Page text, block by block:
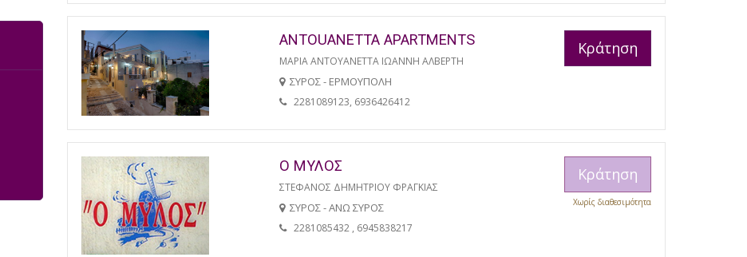
ANTOUANETTA APARTMENTS
ΜΑΡΙΑ ΑΝΤΟΥΑΝΕΤΤΑ ΙΩΑΝΝΗ ΑΛΒΕΡΤΗ
ΣΥΡΟΣ - ΕΡΜΟΥΠΟΛΗ
2281089123, 6936426412
Κράτηση
Ο ΜΥΛΟΣ
ΣΤΕΦΑΝΟΣ ΔΗΜΗΤΡΙΟΥ ΦΡΑΓΚΙΑΣ
ΣΥΡΟΣ - ΑΝΩ ΣΥΡΟΣ
2281085432 , 6945838217
Κράτηση
Χωρίς διαθεσιμότητα